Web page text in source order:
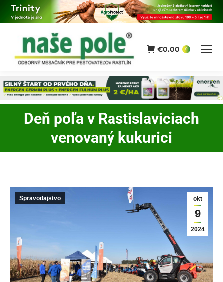
€0.00 0
Deň poľa v Rastislaviciach
venovaný kukurici
okt
9
2024
Spravodajstvo